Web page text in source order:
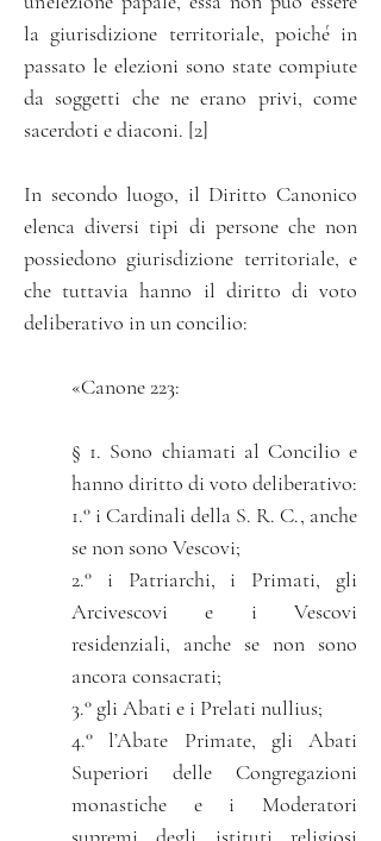
la giurisdizione territoriale, poiché in
passato le elezioni sono state compiute
da soggetti che ne erano privi, come
sacerdoti e diaconi. [2]
In secondo luogo, il Diritto Canonico
elenca diversi tipi di persone che non
possiedono giurisdizione territoriale, e
che tuttavia hanno il diritto di voto
deliberativo in un concilio:
«Canone 223:
§ 1. Sono chiamati al Concilio e
hanno diritto di voto deliberativo:
1.° i Cardinali della S. R. C., anche
se non sono Vescovi;
2.° i Patriarchi, i Primati, gli
Arcivescovi e i Vescovi
residenziali, anche se non sono
ancora consacrati;
3.° gli Abati e i Prelati nullius;
4.° l’Abate Primate, gli Abati
Superiori delle Congregazioni
monastiche e i Moderatori